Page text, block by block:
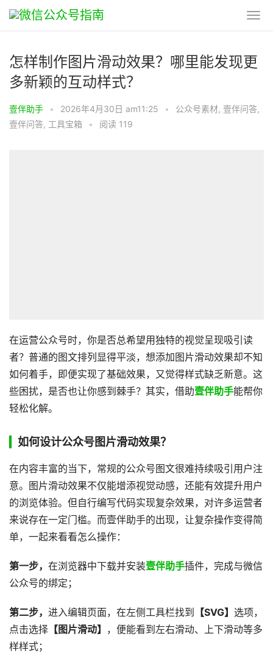
怎样制作图片滑动效果？哪里能发现更
多新颖的互动样式？
壹伴助手 • 2026年4月30日 am11:25 • 公众号素材, 壹伴问答,
壹伴问答, 工具宝箱 • 阅读 119
在运营公众号时，你是否总希望用独特的视觉呈现吸引读
者？普通的图文排列显得平淡，想添加图片滑动效果却不知
如何着手，即便实现了基础效果，又觉得样式缺乏新意。这
些困扰，是否也让你感到棘手？其实，借助壹伴助手能帮你
轻松化解。
如何设计公众号图片滑动效果？
在内容丰富的当下，常规的公众号图文很难持续吸引用户注
意。图片滑动效果不仅能增添视觉动感，还能有效提升用户
的浏览体验。但自行编写代码实现复杂效果，对许多运营者
来说存在一定门槛。而壹伴助手的出现，让复杂操作变得简
单，一起来看看怎么操作：
第一步， 在浏览器中下载并安装壹伴助手插件，完成与微信
公众号的绑定；
第二步， 进入编辑页面，在左侧工具栏找到 【SVG】 选项，
点击选择 【图片滑动】
，便能看到左右滑动、上下滑动等多
样样式；